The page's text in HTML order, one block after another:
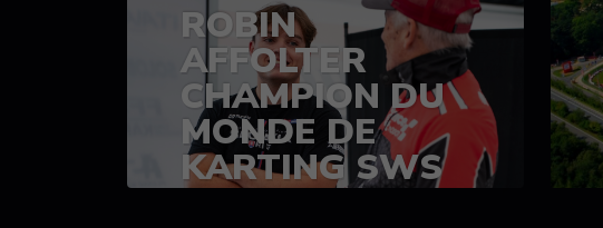
ROBIN
AFFOLTER
CHAMPION DU
MONDE DE
KARTING SWS
(SPRINT)